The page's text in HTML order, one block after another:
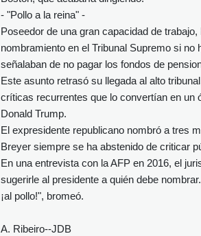
- "Pollo a la reina" -
Poseedor de una gran capacidad de
nombramiento en el Tribunal Supremo si
señalaban de no pagar los fondos de
Este asunto retrasó su llegada al alto
críticas recurrentes que lo convertían en un
Donald Trump.
El expresidente republicano nombró a tres
Breyer siempre se ha abstenido de criticar
En una entrevista con la AFP en 2016, el
sugerirle al presidente a quién debe
¡al pollo!", bromeó.
A. Ribeiro--JDB